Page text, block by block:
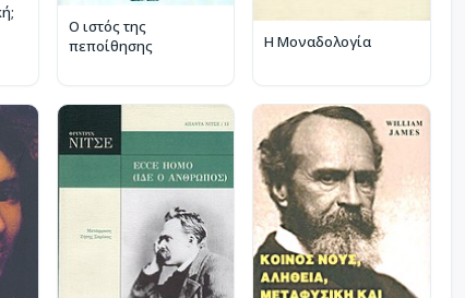
Ο ιστός της
πεποίθησης
Η Μοναδολογία